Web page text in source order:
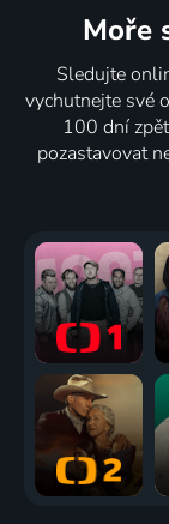
Moře
Sledujte
vychutnejte své
100 dní
pozastavovat